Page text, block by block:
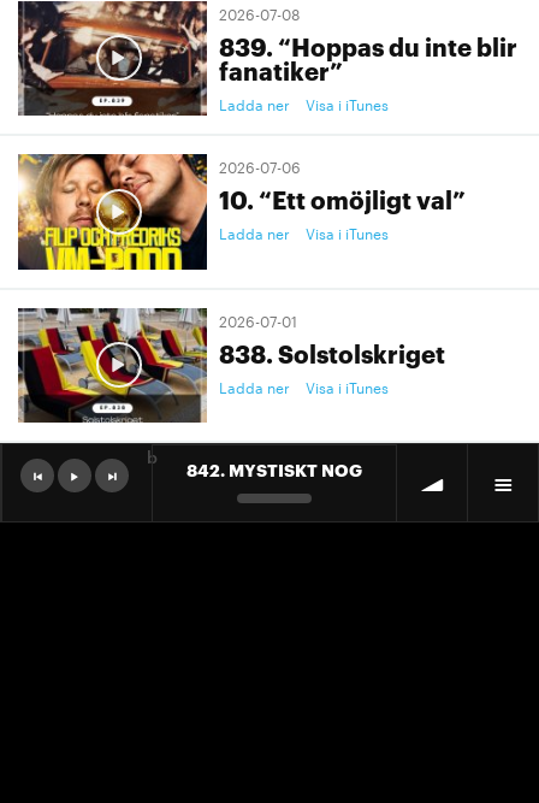
2026-07-08
839. “Hoppas du inte blir
fanatiker”
Ladda ner Visa i iTunes
2026-07-06
10. “Ett omöjligt val”
Ladda ner Visa i iTunes
2026-07-01
838. Solstolskriget
Ladda ner Visa i iTunes
2026-07-01
9. "Ett landslag att älska"
842. MYSTISKT NOG
b